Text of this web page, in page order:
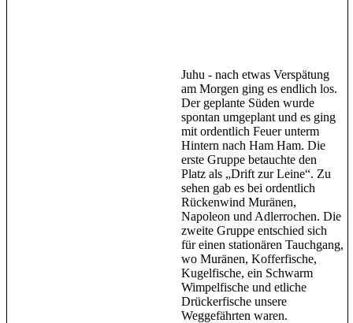
Juhu - nach etwas Verspätung
am Morgen ging es endlich los.
Der geplante Süden wurde
spontan umgeplant und es ging
mit ordentlich Feuer unterm
Hintern nach Ham Ham. Die
erste Gruppe betauchte den
Platz als „Drift zur Leine“. Zu
sehen gab es bei ordentlich
Rückenwind Muränen,
Napoleon und Adlerrochen. Die
zweite Gruppe entschied sich
für einen stationären Tauchgang,
wo Muränen, Kofferfische,
Kugelfische, ein Schwarm
Wimpelfische und etliche
Drückerfische unsere
Weggefährten waren.